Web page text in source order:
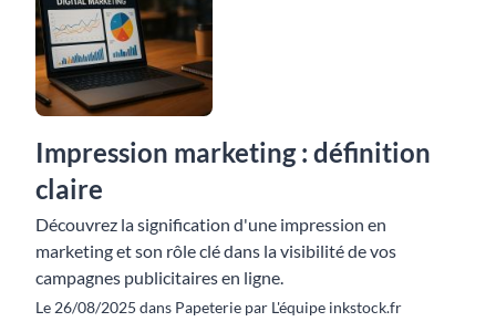
Impression marketing : définition
claire
Découvrez la signification d'une impression en
marketing et son rôle clé dans la visibilité de vos
campagnes publicitaires en ligne.
Le 26/08/2025 dans Papeterie par L'équipe inkstock.fr